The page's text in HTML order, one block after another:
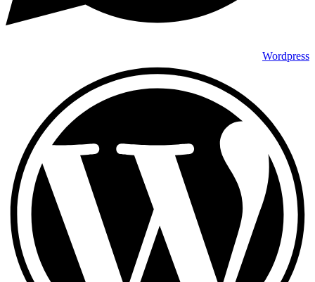
Wordpress